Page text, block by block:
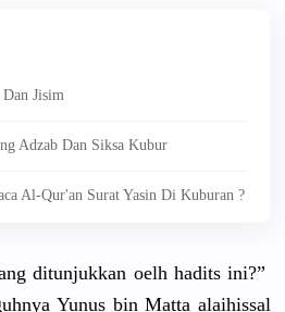
Jisim
Adzab Dan Siksa Kubur
Al-Qur'an Surat Yasin Di Kuburan ?
ditunjukkan oelh hadits ini?”
nya Yunus bin Matta alaihissal